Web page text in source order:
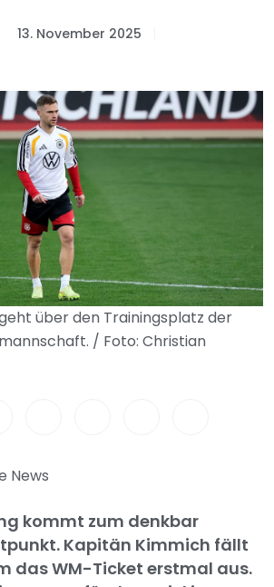
13. November 2025
über den Trainingsplatz der
/ Foto: Christian
News
kommt zum denkbar
Kapitän Kimmich fällt
das WM-Ticket erstmal aus.